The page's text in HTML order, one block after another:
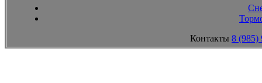
Контакты 8 (985)